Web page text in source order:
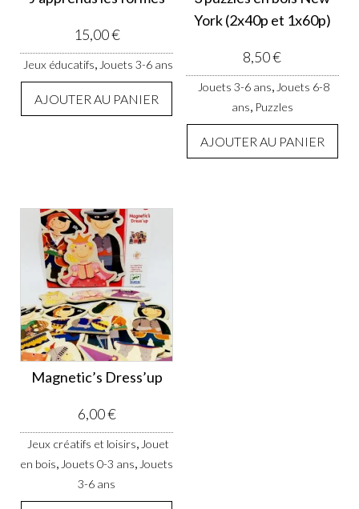
15,00€
Jeux éducatifs Jouets 3-6 ans
AJOUTER AU PANIER
York (2x40p et 1x60p)
8,50€
Jouets 3-6 ans Jouets 6-8
ans Puzzles
AJOUTER AU PANIER
Magnetic’s Dress’up
6,00€
Jeux créatifs et loisirs Jouet
en bois Jouets 0-3 ans Jouets
3-6 ans